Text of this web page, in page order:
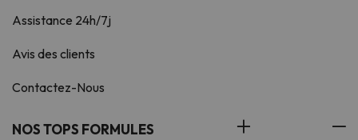
Assistance 24h/7j
Avis des clients
Contactez-Nous
NOS TOPS FORMULES